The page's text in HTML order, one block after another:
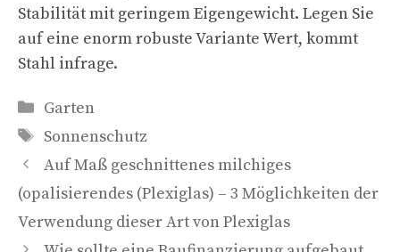
Stabilität mit geringem Eigengewicht. Legen Sie
auf eine enorm robuste Variante Wert, kommt
Stahl infrage.
Kategorien
Garten
Schlagwörter
Sonnenschutz
Auf Maß geschnittenes milchiges
(opalisierendes (Plexiglas) – 3 Möglichkeiten der
Verwendung dieser Art von Plexiglas